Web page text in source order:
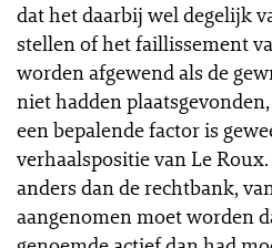
dat het daarbij wel degelijk
stellen of het faillissement
worden afgewend als de
niet hadden
een bepalende factor is
verhaalspositie van Le
anders dan de rechtbank,
aangenomen moet worden